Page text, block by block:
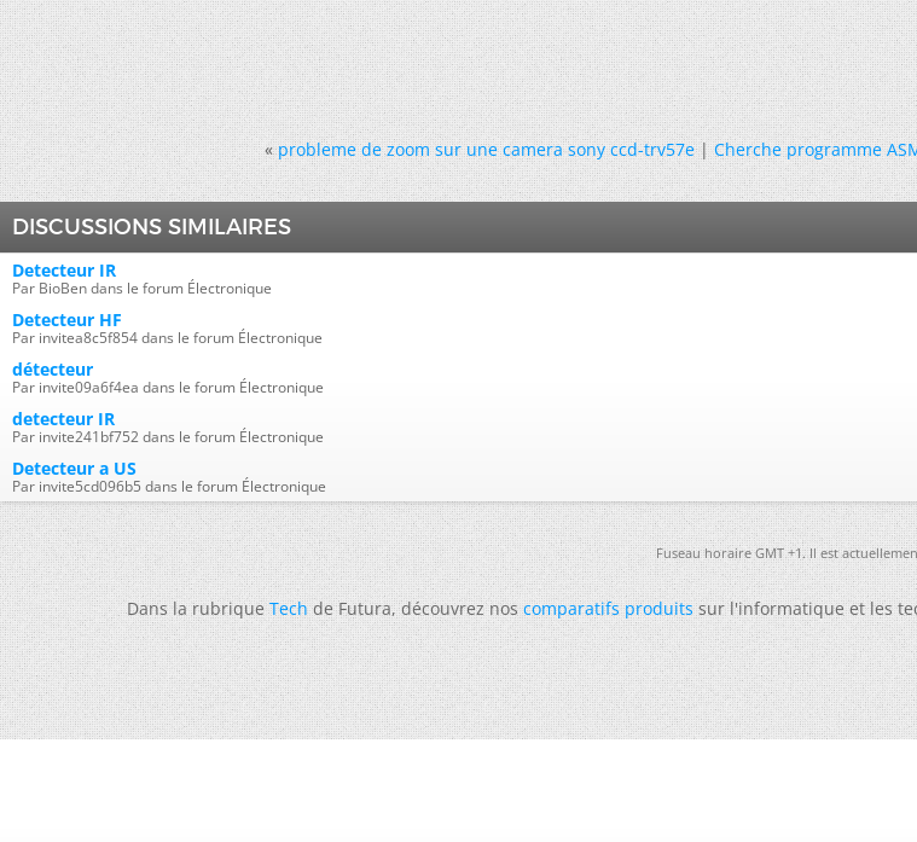
« probleme de zoom sur une camera sony ccd-trv57e|Cherche programme
DISCUSSIONS SIMILAIRES
Detecteur IR
Par BioBen dans le forum Électronique
Detecteur HF
Par invitea8c5f854 dans le forum Électronique
détecteur
Par invite09a6f4ea dans le forum Électronique
detecteur IR
Par invite241bf752 dans le forum Électronique
Detecteur a US
Par invite5cd096b5 dans le forum Électronique
Fuseau horaire GMT +1. Il est
Dans la rubriqueTechde Futura, découvrez noscomparatifs produitssur l'informatique et les